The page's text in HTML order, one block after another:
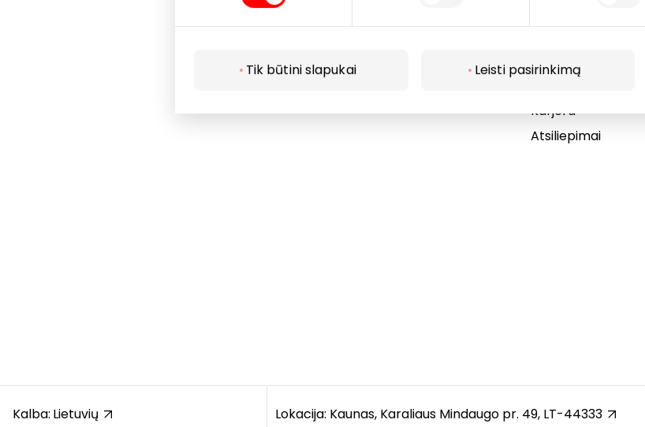
Tik būtini slapukai Leisti pasirinkimą
Paslaugos
Akcijos
Karjera
Atsiliepimai
Kalba: Lietuvių Lokacija: Kaunas, Karaliaus Mindaugo pr. 49, LT-44333